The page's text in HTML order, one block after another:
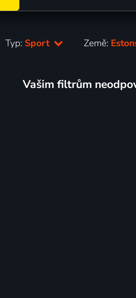
Typ: Sport Země:
Vašim filtrům